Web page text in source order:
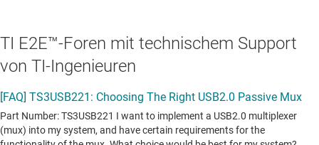
TI E2E™-Foren mit technischem Support
von TI-Ingenieuren